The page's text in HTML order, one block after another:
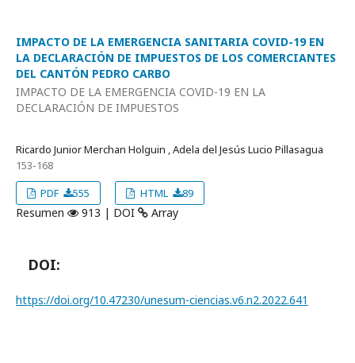
IMPACTO DE LA EMERGENCIA SANITARIA COVID-19 EN
LA DECLARACIÓN DE IMPUESTOS DE LOS COMERCIANTES
DEL CANTÓN PEDRO CARBO
IMPACTO DE LA EMERGENCIA COVID-19 EN LA
DECLARACIÓN DE IMPUESTOS
Ricardo Junior Merchan Holguin , Adela del Jesús Lucio Pillasagua
153-168
PDF
555 HTML 89
Resumen 913 | DOI Array
DOI:
https://doi.org/10.47230/unesum-ciencias.v6.n2.2022.641